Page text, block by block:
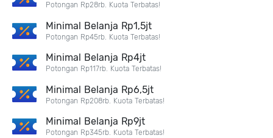
Potongan Rp28rb. Kuota Terbatas!
Minimal Belanja Rp1,5jt
Potongan Rp45rb. Kuota Terbatas!
Minimal Belanja Rp4jt
Potongan Rp117rb. Kuota Terbatas!
Minimal Belanja Rp6,5jt
Potongan Rp208rb. Kuota Terbatas!
Minimal Belanja Rp9jt
Potongan Rp345rb. Kuota Terbatas!